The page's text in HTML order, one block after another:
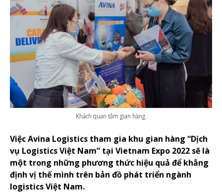
Khách quan tâm gian hàng.
Việc Avina Logistics tham gia khu gian hàng “Dịch
vụ Logistics Việt Nam” tại Vietnam Expo 2022 sẽ là
một trong những phương thức hiệu quả để khẳng
định vị thế mình trên bản đồ phát triển ngành
logistics Việt Nam.